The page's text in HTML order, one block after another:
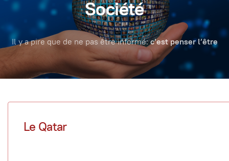
Société
Il y a pire que de ne pas être informé:c’est penser l’être
Le Qatar